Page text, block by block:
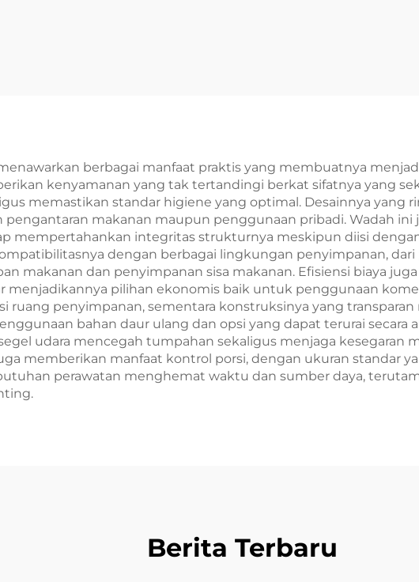
berbagai manfaat praktis yang membuatnya
kenyamanan yang tak tertandingi berkat sifatnya yang
memastikan standar higiene yang optimal. Desainnya yang
makanan maupun penggunaan pribadi. Wadah ini
mempertahankan integritas strukturnya meskipun diisi
dengan berbagai lingkungan penyimpanan,
makanan dan penyimpanan sisa makanan. Efisiensi biaya
menjadikannya pilihan ekonomis baik untuk penggunaan
penyimpanan, sementara konstruksinya yang
bahan daur ulang dan opsi yang dapat terurai secara
udara mencegah tumpahan sekaligus menjaga kesegaran
memberikan manfaat kontrol porsi, dengan ukuran standar
perawatan menghemat waktu dan sumber daya,
Berita Terbaru